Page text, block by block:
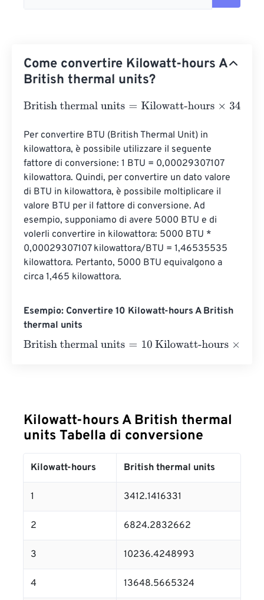
Come convertire Kilowatt-hours A
British thermal units?
British thermal units=Kilowatt-hours×3412.1416331
Per convertire BTU (British Thermal Unit) in
kilowattora, è possibile utilizzare il seguente
fattore di conversione: 1 BTU = 0,00029307107
kilowattora. Quindi, per convertire un dato valore
di BTU in kilowattora, è possibile moltiplicare il
valore BTU per il fattore di conversione. Ad
esempio, supponiamo di avere 5000 BTU e di
volerli convertire in kilowattora: 5000 BTU *
0,00029307107 kilowattora/BTU = 1,46535535
kilowattora. Pertanto, 5000 BTU equivalgono a
circa 1,465 kilowattora.
Esempio: Convertire 10 Kilowatt-hours A British
thermal units
British thermal units=10 Kilowatt-hours×3412.1416331
Kilowatt-hours A British thermal
units Tabella di conversione
Kilowatt-hours British thermal units
1 3412.1416331
2 6824.2832662
3 10236.4248993
4 13648.5665324